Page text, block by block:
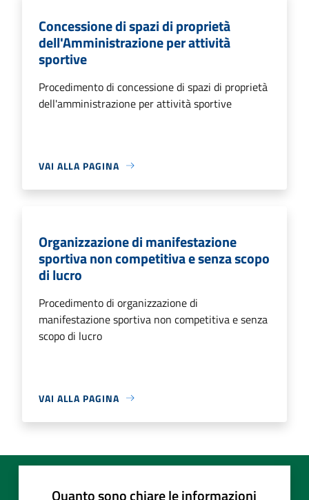
Concessione di spazi di proprietà
dell'Amministrazione per attività
sportive
Procedimento di concessione di spazi di proprietà
dell'amministrazione per attività sportive
VAI ALLA PAGINA
Organizzazione di manifestazione
sportiva non competitiva e senza scopo
di lucro
Procedimento di organizzazione di
manifestazione sportiva non competitiva e senza
scopo di lucro
VAI ALLA PAGINA
Quanto sono chiare le informazioni